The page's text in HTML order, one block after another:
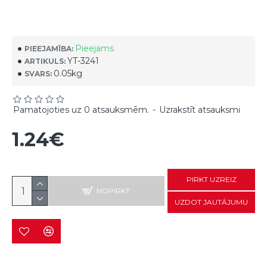
PIEEJAMĪBA: Pieejams
ARTIKULS: YT-3241
SVARS: 0.05kg
Pamatojoties uz 0 atsauksmēm. - Uzrakstīt atsauksmi
1.24€
NOPIRKT
PIRKT UZREIZ
UZDOT JAUTĀJUMU